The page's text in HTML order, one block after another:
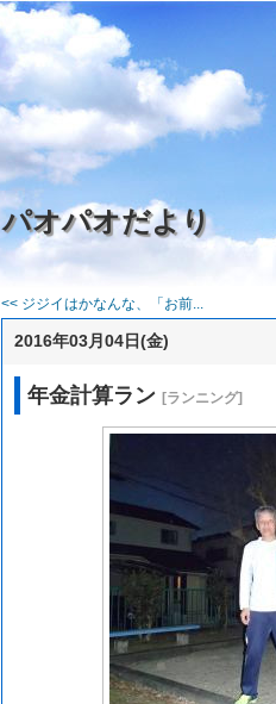
パオパオだより
<< ジジイはかなんな、「お前...
2016年03月04日(金)
年金計算ラン [ランニング]